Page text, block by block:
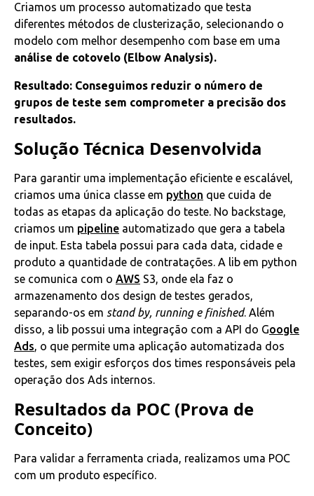
Criamos um processo automatizado que testa
diferentes métodos de clusterização, selecionando o
modelo com melhor desempenho com base em uma
análise de cotovelo (Elbow Analysis).
Resultado: Conseguimos reduzir o número de
grupos de teste sem comprometer a precisão dos
resultados.
Solução Técnica Desenvolvida
Para garantir uma implementação eficiente e escalável,
criamos uma única classe em python que cuida de
todas as etapas da aplicação do teste. No backstage,
criamos um pipeline automatizado que gera a tabela
de input. Esta tabela possui para cada data, cidade e
produto a quantidade de contratações. A lib em python
se comunica com o AWS S3, onde ela faz o
armazenamento dos design de testes gerados,
separando-os em stand by, running e finished. Além
disso, a lib possui uma integração com a API do Google
Ads, o que permite uma aplicação automatizada dos
testes, sem exigir esforços dos times responsáveis pela
operação dos Ads internos.
Resultados da POC (Prova de
Conceito)
Para validar a ferramenta criada, realizamos uma POC
com um produto específico.